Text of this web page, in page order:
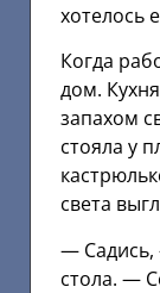
хотелось
Когда
дом.
запахом
стояла у
света
— Садись,
стола. —